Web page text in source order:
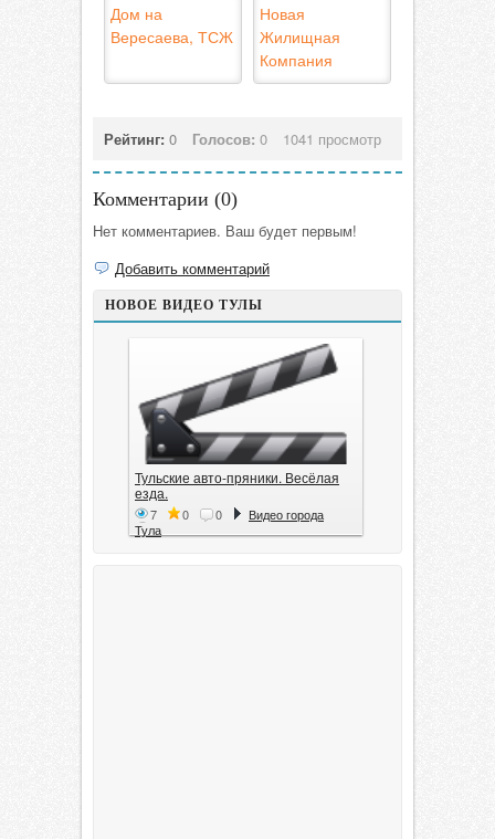
Дом на
Вересаева, ТСЖ
Новая
Жилищная
Компания
Рейтинг: 0 Голосов: 0 1041 просмотр
Комментарии (0)
Нет комментариев. Ваш будет первым!
Добавить комментарий
НОВОЕ ВИДЕО ТУЛЫ
Тульские авто-пряники. Весёлая
езда.
7 0 0
Видео города
Тула